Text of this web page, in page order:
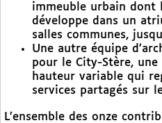
immeuble urbain dont
développe dans un
salles communes,
Une autre équipe
pour le City-Stère,
hauteur variable qui
services partagés sur
L’ensemble des onze